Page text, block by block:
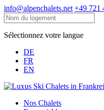
info@alpenchalets.net +49 721
Sélectionnez votre langue
DE
FR
EN
Nos Chalets